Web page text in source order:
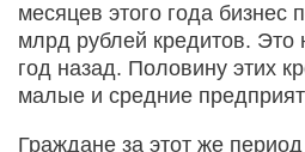
месяцев этого года бизнес
млрд рублей кредитов.
год назад. Половину этих
малые и средние
Граждане за этот же